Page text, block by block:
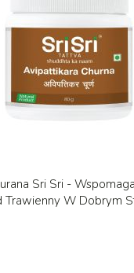
Sri Sri -
Trawienny W Dobrym